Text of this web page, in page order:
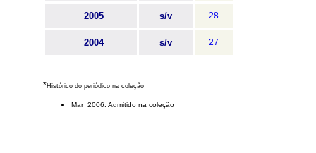
2005 s/v 28
2004 s/v 27
*Histórico do periódico na coleção
Mar 2006: Admitido na coleção